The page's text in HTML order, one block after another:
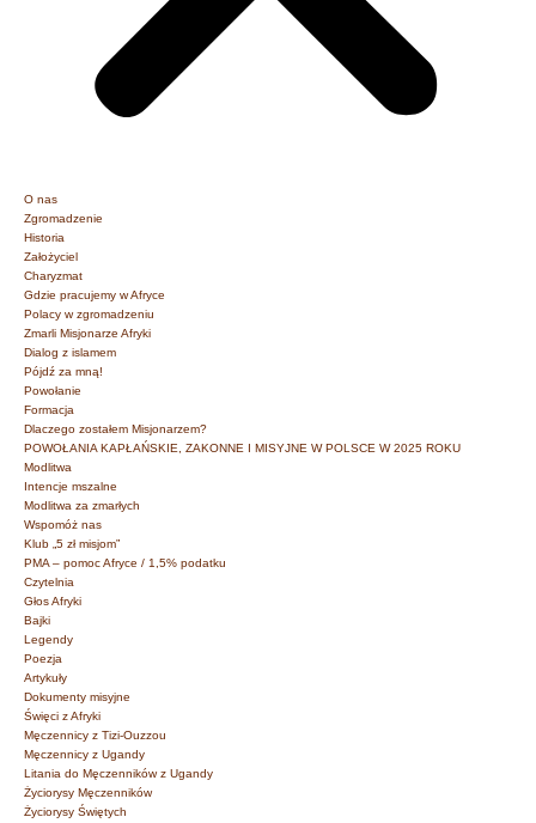
O nas
Zgromadzenie
Historia
Założyciel
Charyzmat
Gdzie pracujemy w Afryce
Polacy w zgromadzeniu
Zmarli Misjonarze Afryki
Dialog z islamem
Pójdź za mną!
Powołanie
Formacja
Dlaczego zostałem Misjonarzem?
POWOŁANIA KAPŁAŃSKIE, ZAKONNE I MISYJNE W POLSCE W 2025 ROKU
Modlitwa
Intencje mszalne
Modlitwa za zmarłych
Wspomóż nas
Klub „5 zł misjom”
PMA – pomoc Afryce / 1,5% podatku
Czytelnia
Głos Afryki
Bajki
Legendy
Poezja
Artykuły
Dokumenty misyjne
Święci z Afryki
Męczennicy z Tizi-Ouzzou
Męczennicy z Ugandy
Litania do Męczenników z Ugandy
Życiorysy Męczenników
Życiorysy Świętych